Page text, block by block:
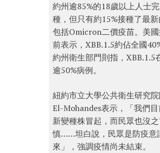
約州逾85%的18歲以上人士
種，但只有約15%接種了最新
包括Omicron二價疫苗。美
前表示，XBB.1.5約佔全國
約州衛生部門則指，XBB.1.5
逾50%病例。
紐約市立大學公共衛生研究
El-Mohandes表示，「我們
新變種株冒起，而民眾也沒
慎……坦白說，民眾是防疫意
來」，強調疫情尚未結束。